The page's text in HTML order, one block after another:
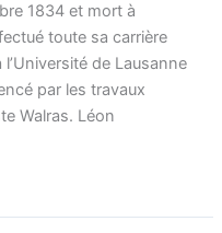
1834 et mort à
toute sa carrière
de Lausanne
par les travaux
Walras. Léon